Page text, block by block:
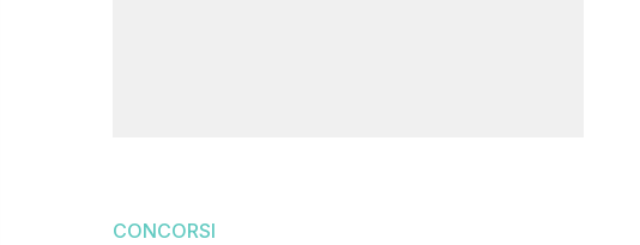
CONCORSI